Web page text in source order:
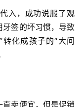
入，成功说服了观
牙签的坏习惯，导致
化成孩子的“大问
卖便宜，但是促销